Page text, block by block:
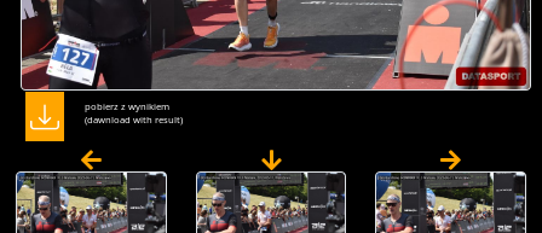
pobierz z wynikiem
(dawnload with result)